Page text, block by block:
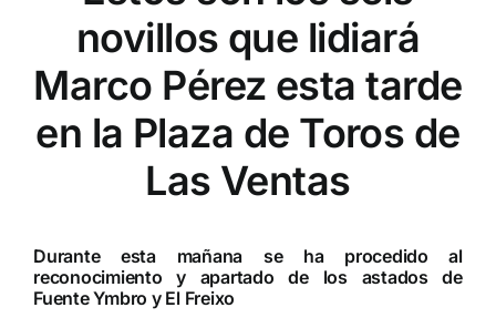
novillos que lidiará
Marco Pérez esta tarde
en la Plaza de Toros de
Las Ventas
Durante esta mañana se ha procedido al
reconocimiento y apartado de los astados de
Fuente Ymbro y El Freixo